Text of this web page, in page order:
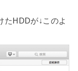
たHDDが↓このよ